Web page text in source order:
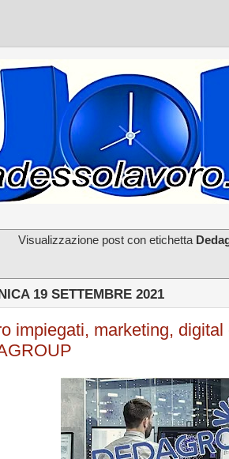
Visualizzazione post con etichetta
19 SETTEMBRE 2021
impiegati, marketing,